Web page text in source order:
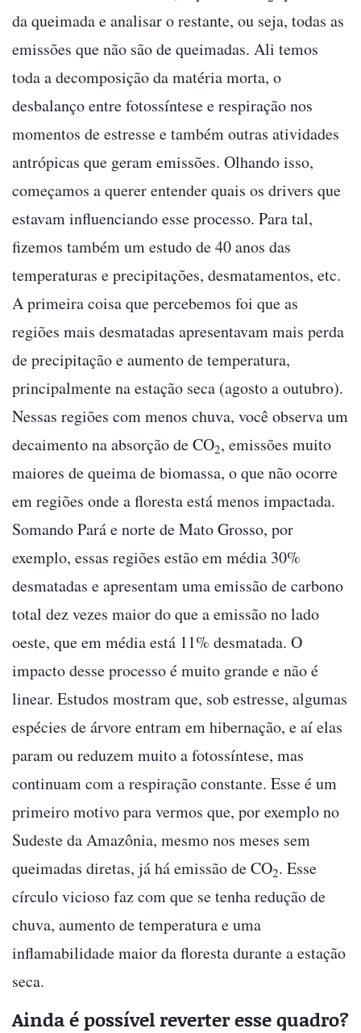
da queimada e analisar o restante, ou seja, todas as
emissões que não são de queimadas. Ali temos
toda a decomposição da matéria morta, o
desbalanço entre fotossíntese e respiração nos
momentos de estresse e também outras atividades
antrópicas que geram emissões. Olhando isso,
começamos a querer entender quais os drivers que
estavam influenciando esse processo. Para tal,
fizemos também um estudo de 40 anos das
temperaturas e precipitações, desmatamentos, etc.
A primeira coisa que percebemos foi que as
regiões mais desmatadas apresentavam mais perda
de precipitação e aumento de temperatura,
principalmente na estação seca (agosto a outubro).
Nessas regiões com menos chuva, você observa um
decaimento na absorção de CO2, emissões muito
maiores de queima de biomassa, o que não ocorre
em regiões onde a floresta está menos impactada.
Somando Pará e norte de Mato Grosso, por
exemplo, essas regiões estão em média 30%
desmatadas e apresentam uma emissão de carbono
total dez vezes maior do que a emissão no lado
oeste, que em média está 11% desmatada. O
impacto desse processo é muito grande e não é
linear. Estudos mostram que, sob estresse, algumas
espécies de árvore entram em hibernação, e aí elas
param ou reduzem muito a fotossíntese, mas
continuam com a respiração constante. Esse é um
primeiro motivo para vermos que, por exemplo no
Sudeste da Amazônia, mesmo nos meses sem
queimadas diretas, já há emissão de CO2. Esse
círculo vicioso faz com que se tenha redução de
chuva, aumento de temperatura e uma
inflamabilidade maior da floresta durante a estação
seca.
Ainda é possível reverter esse quadro?